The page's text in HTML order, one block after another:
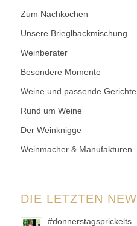
Zum Nachkochen
Unsere Brieglbackmischung
Weinberater
Besondere Momente
Weine und passende Gerichte
Rund um Weine
Der Weinknigge
Weinmacher & Manufakturen
DIE LETZTEN
#donnerstagsprickelts